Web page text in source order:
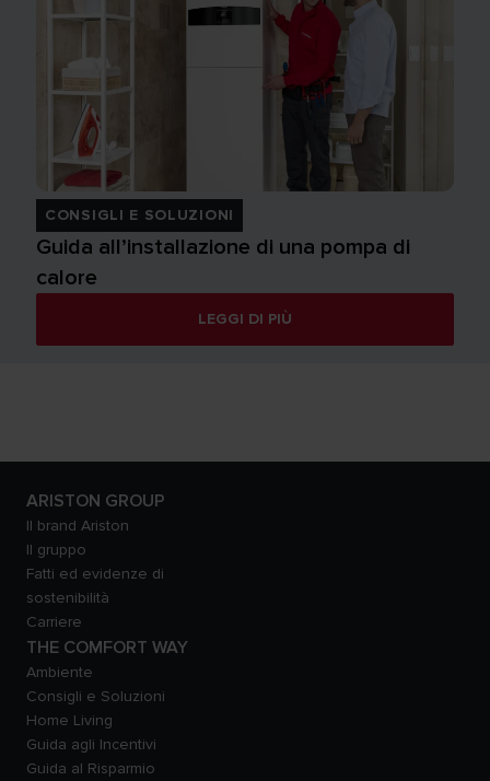
CONSIGLI E SOLUZIONI
Guida all’installazione di una pompa di
calore
LEGGI DI PIÙ
ARISTON GROUP
Il brand Ariston
Il gruppo
Fatti ed evidenze di
sostenibilità
Carriere
THE COMFORT WAY
Ambiente
Consigli e Soluzioni
Home Living
Guida agli Incentivi
Guida al Risparmio